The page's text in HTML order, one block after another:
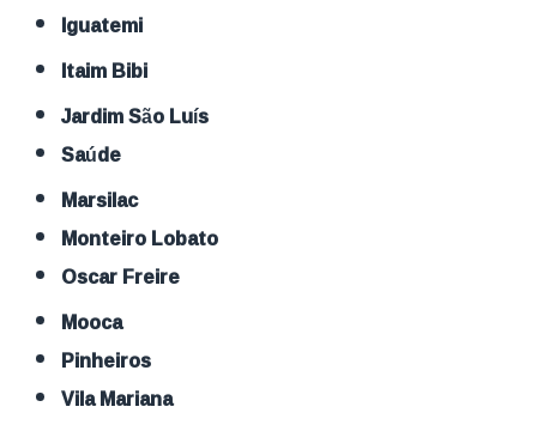
Iguatemi
Itaim Bibi
Jardim São Luís
Saúde
Marsilac
Monteiro Lobato
Oscar Freire
Mooca
Pinheiros
Vila Mariana